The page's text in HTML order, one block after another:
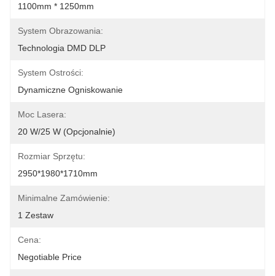
1100mm * 1250mm
System Obrazowania:
Technologia DMD DLP
System Ostrości:
Dynamiczne Ogniskowanie
Moc Lasera:
20 W/25 W (opcjonalnie)
Rozmiar Sprzętu:
2950*1980*1710mm
Minimalne Zamówienie:
1 Zestaw
Cena:
Negotiable Price